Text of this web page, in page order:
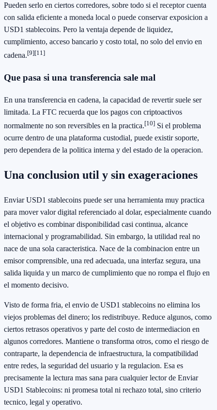
Pueden serlo en ciertos corredores, sobre todo si el receptor cuenta
con salida eficiente a moneda local o puede conservar exposicion a
USD1 stablecoins. Pero la ventaja depende de liquidez,
cumplimiento, acceso bancario y costo total, no solo del envio en
cadena.[9][11]
Que pasa si una transferencia sale mal
En una transferencia en cadena, la capacidad de revertir suele ser
limitada. La FTC recuerda que los pagos con criptoactivos
normalmente no son reversibles en la practica.[10] Si el problema
ocurre dentro de una plataforma custodial, puede existir soporte,
pero dependera de la politica interna y del estado de la operacion.
Una conclusion util y sin exageraciones
Enviar USD1 stablecoins puede ser una herramienta muy practica
para mover valor digital referenciado al dolar, especialmente cuando
el objetivo es combinar disponibilidad casi continua, alcance
internacional y programabilidad. Sin embargo, la utilidad real no
nace de una sola caracteristica. Nace de la combinacion entre un
emisor comprensible, una red adecuada, una interfaz segura, una
salida liquida y un marco de cumplimiento que no rompa el flujo en
el momento decisivo.
Visto de forma fria, el envio de USD1 stablecoins no elimina los
viejos problemas del dinero; los redistribuye. Reduce algunos, como
ciertos retrasos operativos y parte del costo de intermediacion en
algunos corredores. Mantiene o transforma otros, como el riesgo de
contraparte, la dependencia de infraestructura, la compatibilidad
entre redes, la seguridad del usuario y la regulacion. Esa es
precisamente la lectura mas sana para cualquier lector de Enviar
USD1 Stablecoins: ni promesa total ni rechazo total, sino criterio
tecnico, legal y operativo.